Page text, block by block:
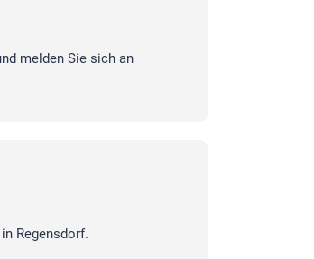
melden Sie sich an
Regensdorf.